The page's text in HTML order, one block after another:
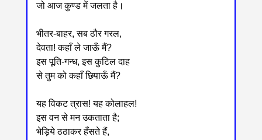
जो आज कुण्ड में जलता है।
भीतर-बाहर, सब ठौर गरल,
देवता! कहाँ ले जाऊँ मैं?
इस पूति-गन्ध, इस कुटिल दाह
से तुम को कहाँ छिपाऊँ मैं?
यह विकट त्रास! यह कोलाहल!
इस वन से मन उकताता है;
भेड़िये ठठाकर हँसते हैं,